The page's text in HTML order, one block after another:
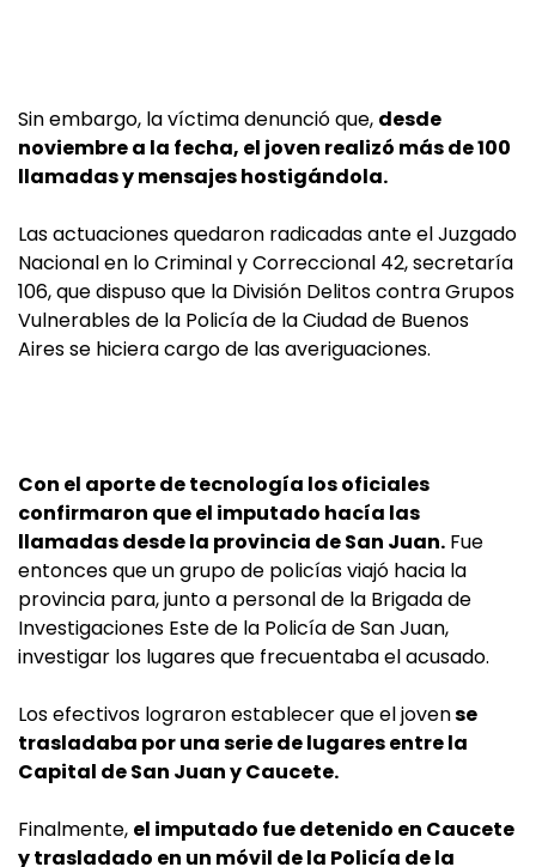
Sin embargo, la víctima denunció que, desde
noviembre a la fecha, el joven realizó más de 100
llamadas y mensajes hostigándola.
Las actuaciones quedaron radicadas ante el Juzgado
Nacional en lo Criminal y Correccional 42, secretaría
106, que dispuso que la División Delitos contra Grupos
Vulnerables de la Policía de la Ciudad de Buenos
Aires se hiciera cargo de las averiguaciones.
Con el aporte de tecnología los oficiales
confirmaron que el imputado hacía las
llamadas desde la provincia de San Juan. Fue
entonces que un grupo de policías viajó hacia la
provincia para, junto a personal de la Brigada de
Investigaciones Este de la Policía de San Juan,
investigar los lugares que frecuentaba el acusado.
Los efectivos lograron establecer que el jovense
trasladaba por una serie de lugares entre la
Capital de San Juan y Caucete.
Finalmente, el imputado fue detenido en Caucete
y trasladado en un móvil de la Policía de la